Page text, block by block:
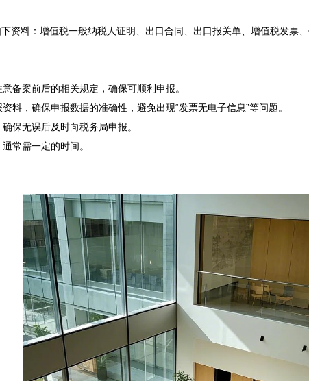
资料：增值税一般纳税人证明、出口合同、出口报关单、增值税发票
备案前后的相关规定，确保可顺利申报。
料，确保申报数据的准确性，避免出现“发票无电子信息”等问题。
保无误后及时向税务局申报。
常需一定的时间。